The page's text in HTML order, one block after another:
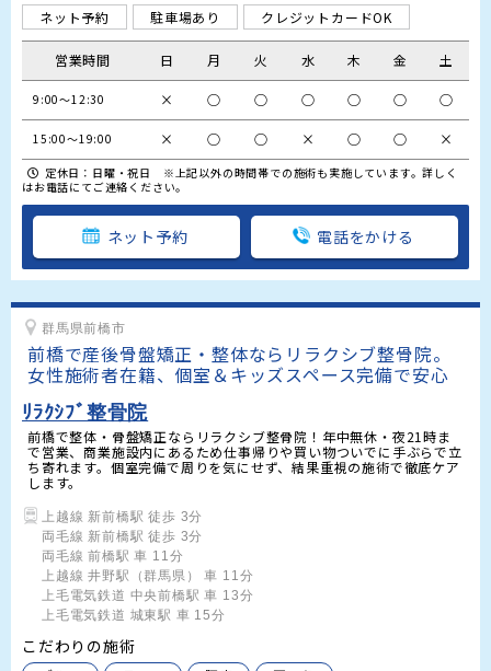
ネット予約 駐車場あり クレジットカードOK
営業時間 日 月 火 水 木 金 土
9:00～12:30 × ○ ○ ○ ○ ○ ○
15:00～19:00 × ○ ○ × ○ ○ ×
定休日：日曜・祝日 ※上記以外の時間帯での施術も実施しています。詳しく
はお電話にてご連絡ください。
ネット予約 電話をかける
群馬県前橋市
前橋で産後骨盤矯正・整体ならリラクシブ整骨院。
女性施術者在籍、個室＆キッズスペース完備で安心
ﾘﾗｸｼﾌﾞ整骨院
前橋で整体・骨盤矯正ならリラクシブ整骨院！年中無休・夜21時ま
で営業、商業施設内にあるため仕事帰りや買い物ついでに手ぶらで立
ち寄れます。個室完備で周りを気にせず、結果重視の施術で徹底ケア
します。
上越線 新前橋駅 徒歩 3分
両毛線 新前橋駅 徒歩 3分
両毛線 前橋駅 車 11分
上越線 井野駅（群馬県） 車 11分
上毛電気鉄道 中央前橋駅 車 13分
上毛電気鉄道 城東駅 車 15分
こだわりの施術